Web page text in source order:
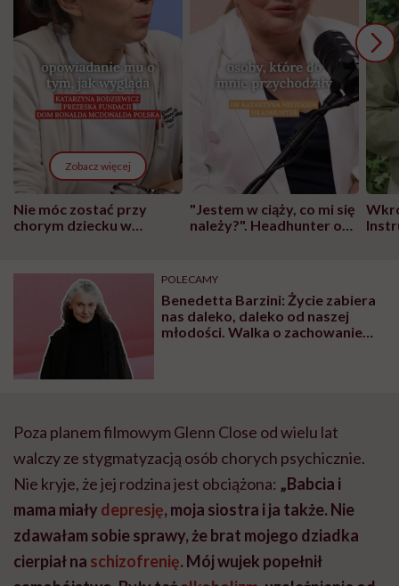
Zobacz więcej
Nie móc zostać przy
chorym dziecku w
może chyba tylko
głupota i brak
wyobraźni"
"Jestem w ciąży, co mi się
należy?". Headhunter o
pracy
POLECAMY
Benedetta Barzini: Życie zabiera
nas daleko, daleko od naszej
młodości. Walka o zachowanie
Poza planem filmowym Glenn Close od wielu lat
walczy ze stygmatyzacją osób chorych psychicznie.
Nie kryje, że jej rodzina jest obciążona: „Babcia i
mama miały depresję, moja siostra i ja także. Nie
zdawałam sobie sprawy, że brat mojego dziadka
cierpiał na schizofrenię. Mój wujek popełnił